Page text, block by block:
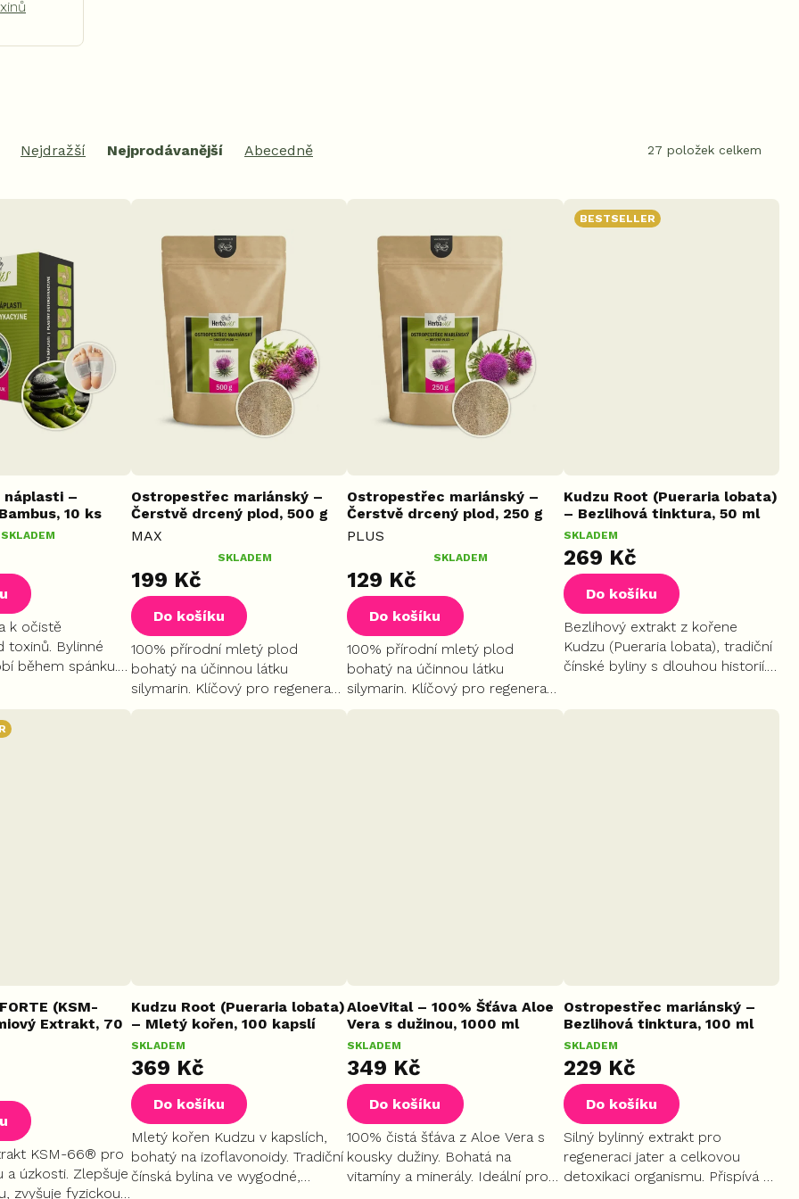
Nejdražší Nejprodávanější Abecedně 27 položek celkem
náplasti –
10 ks
SKLADEM
k očistě
toxinů. Bylinné
během spánku.
Podpora
Ostropestřec mariánský –
Čerstvě drcený plod, 500 g
MAX
hodnocení
produktu
je
5,0
z
5
hvězdiček.
SKLADEM
199 Kč
Do košíku
100% přírodní mletý plod
bohatý na účinnou látku
silymarin. Klíčový pro regeneraci
jater a žlučníku, podporuje
Ostropestřec mariánský –
Čerstvě drcený plod, 250 g
PLUS
hodnocení
produktu
je
5,0
z
5
hvězdiček.
SKLADEM
129 Kč
Do košíku
100% přírodní mletý plod
bohatý na účinnou látku
silymarin. Klíčový pro regeneraci
jater a žlučníku, podporuje
BESTSELLER
Kudzu Root (Pueraria lobata)
– Bezlihová tinktura, 50 ml
SKLADEM
269 Kč
Do košíku
Bezlihový extrakt z kořene
Kudzu (Pueraria lobata), tradiční
čínské byliny s dlouhou historií.
(KSM-
Extrakt, 70
KSM-66® pro
a úzkosti. Zlepšuje
zvyšuje fyzickou
Kudzu Root (Pueraria lobata)
– Mletý kořen, 100 kapslí
SKLADEM
369 Kč
Do košíku
Mletý kořen Kudzu v kapslích,
bohatý na izoflavonoidy. Tradiční
čínská bylina ve wygodné,
AloeVital – 100% Šťáva Aloe
Vera s dužinou, 1000 ml
SKLADEM
349 Kč
Do košíku
100% čistá šťáva z Aloe Vera s
kousky dužiny. Bohatá na
vitamíny a minerály. Ideální pro
Ostropestřec mariánský –
Bezlihová tinktura, 100 ml
SKLADEM
229 Kč
Do košíku
Silný bylinný extrakt pro
regeneraci jater a celkovou
detoxikaci organismu. Přispívá k